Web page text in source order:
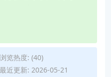
浏览热度: (40)
最近更新: 2026-05-21